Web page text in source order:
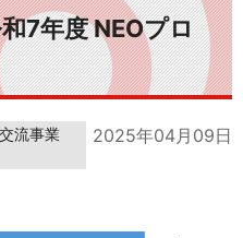
7年度 NEOプロ
流事業
2025年04月09日